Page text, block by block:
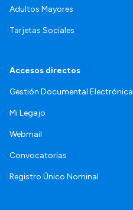
Adultos Mayores
Tarjetas Sociales
Accesos directos
Gestión Documental Electrónica
Mi Legajo
Webmail
Convocatorias
Registro Único Nominal